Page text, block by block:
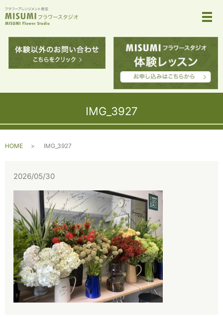
メ
IMG_3927
HOME IMG_3927
2026/05/30